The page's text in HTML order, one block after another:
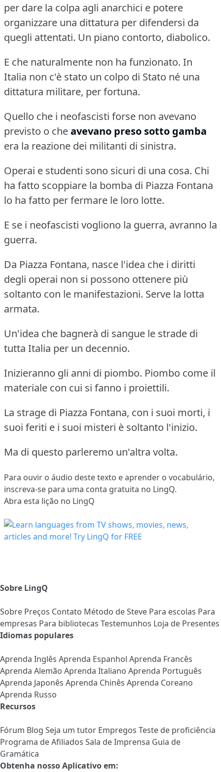
per dare la colpa agli anarchici e potere
organizzare una dittatura per difendersi da
quegli attentati. Un piano contorto, diabolico.
E che naturalmente non ha funzionato. In
Italia non c'è stato un colpo di Stato né una
dittatura militare, per fortuna.
Quello che i neofascisti forse non avevano
previsto o cheavevano preso sotto gamba
era la reazione dei militanti di sinistra.
Operai e studenti sono sicuri di una cosa. Chi
ha fatto scoppiare la bomba di Piazza Fontana
lo ha fatto per fermare le loro lotte.
E se i neofascisti vogliono la guerra, avranno la
guerra.
Da Piazza Fontana, nasce l'idea che i diritti
degli operai non si possono ottenere più
soltanto con le manifestazioni. Serve la lotta
armata.
Un'idea che bagnerà di sangue le strade di
tutta Italia per un decennio.
Inizieranno gli anni di piombo. Piombo come il
materiale con cui si fanno i proiettili.
La strage di Piazza Fontana, con i suoi morti, i
suoi feriti e i suoi misteri è soltanto l'inizio.
Ma di questo parleremo un'altra volta.
Para ouvir o áudio deste texto e aprender o vocabulário,
inscreva-se para uma conta gratuita no LingQ.
Abra esta lição no LingQ
Sobre LingQ
Sobre Preços Contato Método de Steve Para escolas Para
empresas Para bibliotecas Testemunhos Loja de Presentes
Idiomas populares
Aprenda Inglês Aprenda Espanhol Aprenda Francês
Aprenda Alemão Aprenda Italiano Aprenda Português
Aprenda Japonês Aprenda Chinês Aprenda Coreano
Aprenda Russo
Recursos
Fórum Blog Seja um tutor Empregos Teste de proficiência
Programa de Afiliados Sala de Imprensa Guia de
Gramática
Obtenha nosso Aplicativo em: